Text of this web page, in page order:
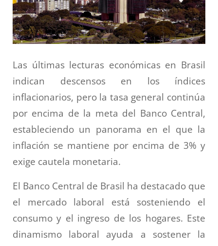
Las últimas lecturas económicas en Brasil
indican descensos en los índices
inflacionarios, pero la tasa general continúa
por encima de la meta del Banco Central,
estableciendo un panorama en el que la
inflación se mantiene por encima de 3% y
exige cautela monetaria.
El Banco Central de Brasil ha destacado que
el mercado laboral está sosteniendo el
consumo y el ingreso de los hogares. Este
dinamismo laboral ayuda a sostener la